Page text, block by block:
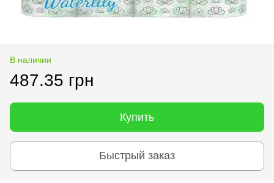
В наличии
487.35 грн
Купить
Быстрый заказ